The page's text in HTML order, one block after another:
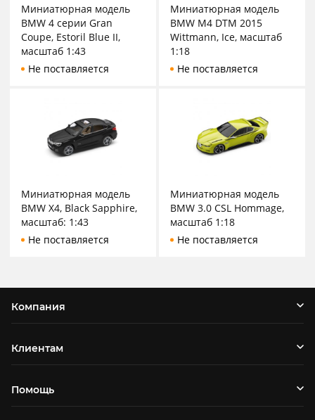
Миниатюрная модель
BMW 4 серии Gran
Coupe, Estoril Blue II,
масштаб 1:43
Не поставляется
Миниатюрная модель
BMW M4 DTM 2015
Wittmann, Ice, масштаб
1:18
Не поставляется
Миниатюрная модель
BMW X4, Black Sapphire,
масштаб: 1:43
Не поставляется
Миниатюрная модель
BMW 3.0 CSL Hommage,
масштаб 1:18
Не поставляется
Компания
Клиентам
Помощь